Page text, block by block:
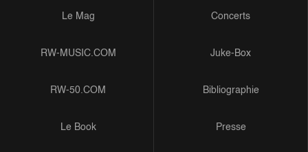
Le Mag
RW-MUSIC.COM
RW-50.COM
Le Book
Concerts
Juke-Box
Bibliographie
Presse